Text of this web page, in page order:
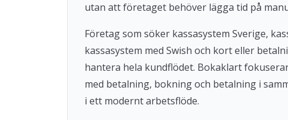
utan att företaget behöver lägga tid på
Företag som söker kassasystem Sverige,
kassasystem med Swish och kort eller
hantera hela kundflödet. Bokaklart
med betalning, bokning och betalning i
i ett modernt arbetsflöde.